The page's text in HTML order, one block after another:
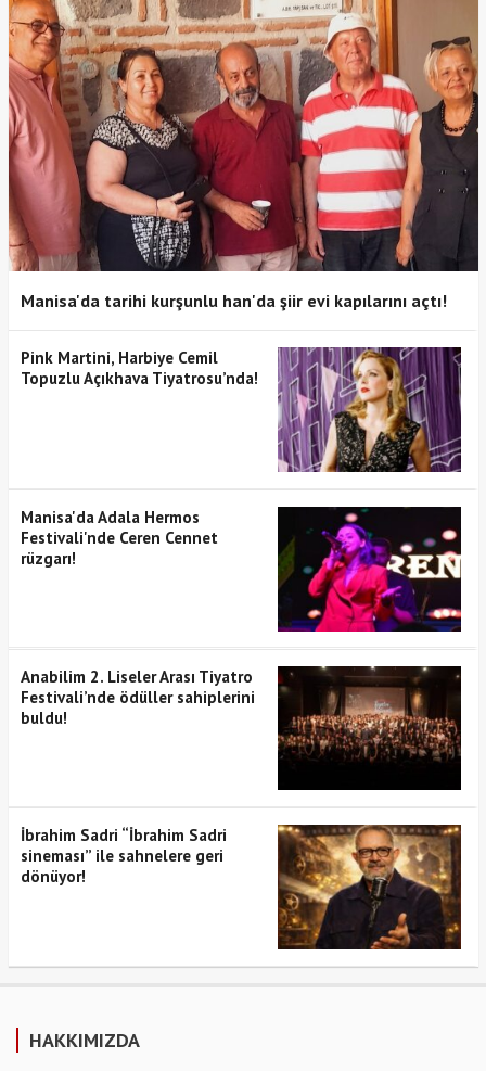
Manisa'da tarihi kurşunlu han'da şiir evi kapılarını açtı!
Pink Martini, Harbiye Cemil
Topuzlu Açıkhava Tiyatrosu’nda!
Manisa'da Adala Hermos
Festivali'nde Ceren Cennet
rüzgarı!
Anabilim 2. Liseler Arası Tiyatro
Festivali’nde ödüller sahiplerini
buldu!
İbrahim Sadri “İbrahim Sadri
sineması” ile sahnelere geri
dönüyor!
HAKKIMIZDA